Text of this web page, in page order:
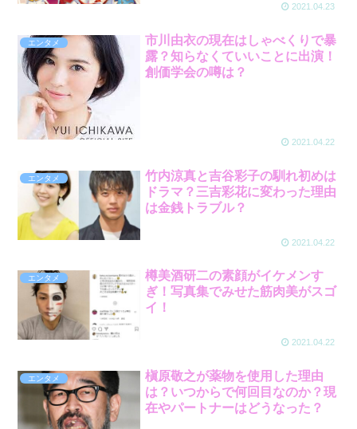
2021.04.23
エンタメ
市川由衣の現在はしゃべくりで暴
露？知らなくていいことに出演！
創価学会の噂は？
2021.04.22
エンタメ
竹内涼真と吉谷彩子の馴れ初めは
ドラマ？三吉彩花に変わった理由
は金銭トラブル？
2021.04.22
エンタメ
樽美酒研二の素顔がイケメンす
ぎ！写真集でみせた筋肉美がスゴ
イ！
2021.04.22
エンタメ
槇原敬之が薬物を使用した理由
は？いつからで何回目なのか？現
在やパートナーはどうなった？